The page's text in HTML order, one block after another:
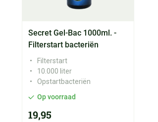
Secret Gel-Bac 1000ml. -
Filterstart bacteriën
Filterstart
10.000 liter
Opstartbacteriën
Op voorraad
19,95